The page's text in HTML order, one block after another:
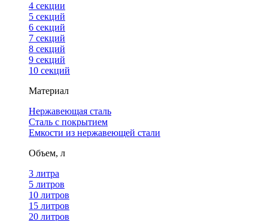
4 cекции
5 секций
6 секций
7 секций
8 секций
9 секций
10 секций
Материал
Нержавеющая сталь
Сталь с покрытием
Емкости из нержавеющей стали
Объем, л
3 литра
5 литров
10 литров
15 литров
20 литров